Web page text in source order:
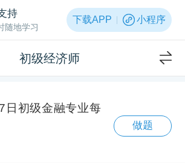
持
随地学习
下载APP 小程序
初级经济师
日初级金融专业每
做题